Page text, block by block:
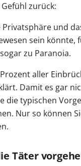
zurück:
und
sein könnte,
zu Paranoia.
aller
Damit es gar
die typischen
Nur so können
Täter